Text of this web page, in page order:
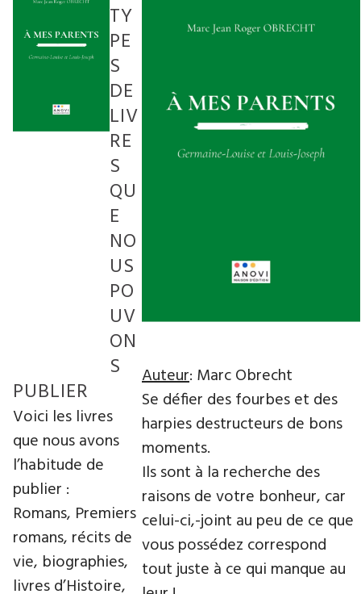
Auteur: Marc Obrecht
Se défier des fourbes et des
harpies destructeurs de bons
moments.
Ils sont à la recherche des
raisons de votre bonheur, car
celui-ci,-joint au peu de ce que
vous possédez correspond
tout juste à ce qui manque au
TY
PE
S
DE
LIV
RE
S
QU
E
NO
US
PO
UV
ON
S
PUBLIER
Voici les livres
que nous avons
l’habitude de
publier :
Romans, Premiers
romans, récits de
vie, biographies,
livres d’Histoire,